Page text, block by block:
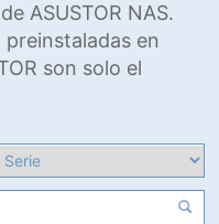
ASUSTOR NAS.
en
son solo el